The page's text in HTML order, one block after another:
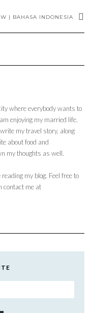
| BAHASA INDONESIA
where everybody wants to
enjoying my married life.
my travel story, along
about food and
my thoughts as well.
my blog. Feel free to
contact me at